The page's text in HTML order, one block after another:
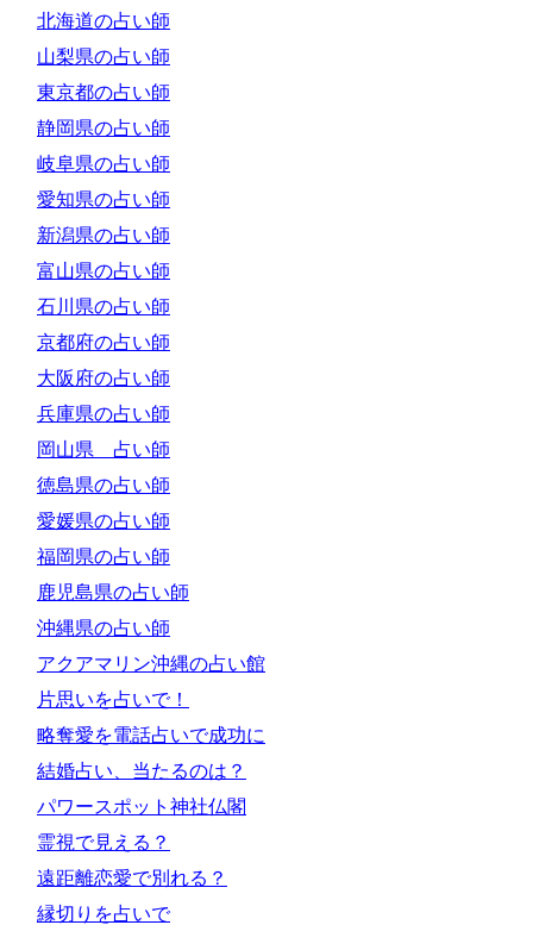
北海道の占い師
山梨県の占い師
東京都の占い師
静岡県の占い師
岐阜県の占い師
愛知県の占い師
新潟県の占い師
富山県の占い師
石川県の占い師
京都府の占い師
大阪府の占い師
兵庫県の占い師
岡山県 占い師
徳島県の占い師
愛媛県の占い師
福岡県の占い師
鹿児島県の占い師
沖縄県の占い師
アクアマリン沖縄の占い館
片思いを占いで！
略奪愛を電話占いで成功に
結婚占い、当たるのは？
パワースポット神社仏閣
霊視で見える？
遠距離恋愛で別れる？
縁切りを占いで